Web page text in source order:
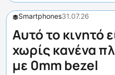
Smartphones31.07.26
Αυτό το κινητό
χωρίς κανένα
με 0mm bezel